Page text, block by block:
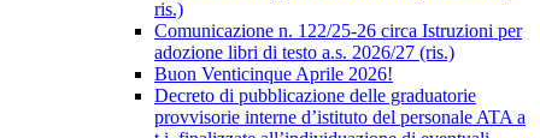
ris.)
Comunicazione n. 122/25-26 circa Istruzioni per
adozione libri di testo a.s. 2026/27 (ris.)
Buon Venticinque Aprile 2026!
Decreto di pubblicazione delle graduatorie
provvisorie interne d’istituto del personale ATA a